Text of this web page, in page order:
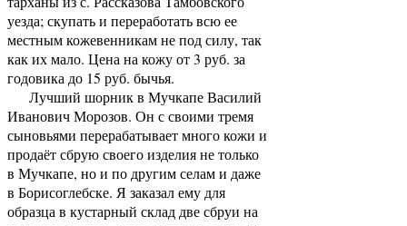
уезда; скупать и переработать всю ее
местным кожевенникам не под силу, так
как их мало. Цена на кожу от 3 руб. за
годовика до 15 руб. бычья.
Лучший шорник в Мучкапе Василий
Иванович Морозов. Он с своими тремя
сыновьями перерабатывает много кожи и
продаёт сбрую своего изделия не только
в Мучкапе, но и по другим селам и даже
в Борисоглебске. Я заказал ему для
образца в кустарный склад две сбруи на